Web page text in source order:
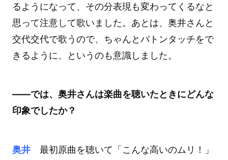
るようになって、その分表現も変わってくるなと
思って注意して歌いました。あとは、奥井さんと
交代交代で歌うので、ちゃんとバトンタッチをで
きるように、というのも意識しました。
――では、奥井さんは楽曲を聴いたときにどんな
印象でしたか？
奥井最初原曲を聴いて「こんな高いのムリ！」